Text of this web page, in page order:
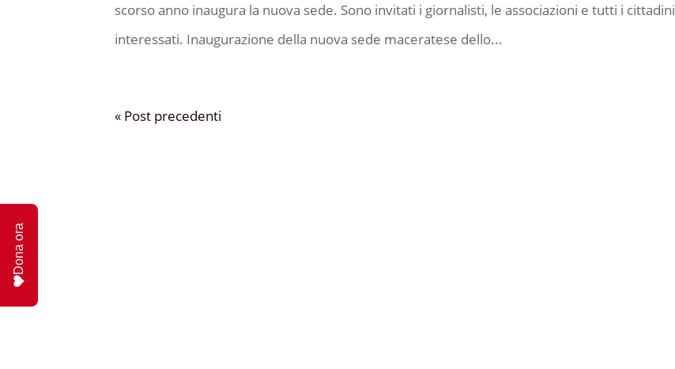
scorso anno inaugura la nuova sede. Sono invitati i giornalisti, le associazioni e tutti i cittadini
interessati. Inaugurazione della nuova sede maceratese dello...
« Post precedenti
Dona ora